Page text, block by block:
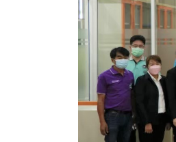
มาตรฐานการปฏิบัติงาน
แผนพัฒนาท้องถิ่น ของ
ข้อบัญญัติงบประมาณร
ข้อบัญญัติอื่นๆ ของ อบ